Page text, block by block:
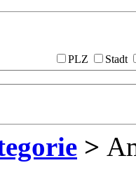
PLZ
Stadt
>